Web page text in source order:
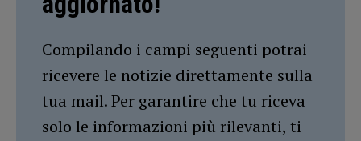
Compilando i campi seguenti potrai
ricevere le notizie direttamente sulla
tua mail. Per garantire che tu riceva
solo le informazioni più rilevanti, ti